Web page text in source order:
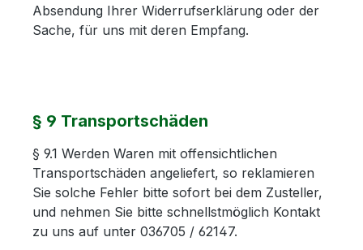
Absendung Ihrer Widerrufserklärung oder der
Sache, für uns mit deren Empfang.
§ 9 Transportschäden
§ 9.1 Werden Waren mit offensichtlichen
Transportschäden angeliefert, so reklamieren
Sie solche Fehler bitte sofort bei dem Zusteller,
und nehmen Sie bitte schnellstmöglich Kontakt
zu uns auf unter 036705 / 62147.